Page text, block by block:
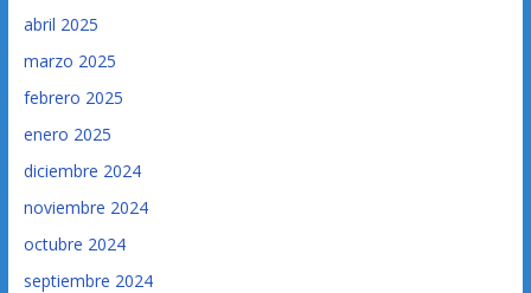
abril 2025
marzo 2025
febrero 2025
enero 2025
diciembre 2024
noviembre 2024
octubre 2024
septiembre 2024